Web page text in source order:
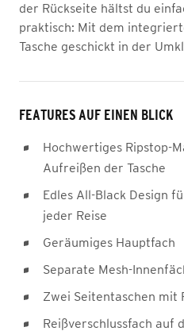
der Rückseite hältst du
praktisch: Mit dem
Tasche geschickt in der
FEATURES AUF EINEN BLICK
Hochwertiges Ripstop-
Aufreißen der Tasche
Edles All-Black Design
jeder Reise
Geräumiges Hauptfach
Separate Mesh-
Zwei Seitentaschen mit
Reißverschlussfach auf